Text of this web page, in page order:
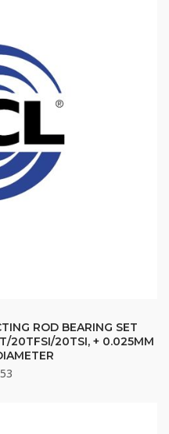
ROD BEARING SET
20TFSI/20TSI, + 0.025MM